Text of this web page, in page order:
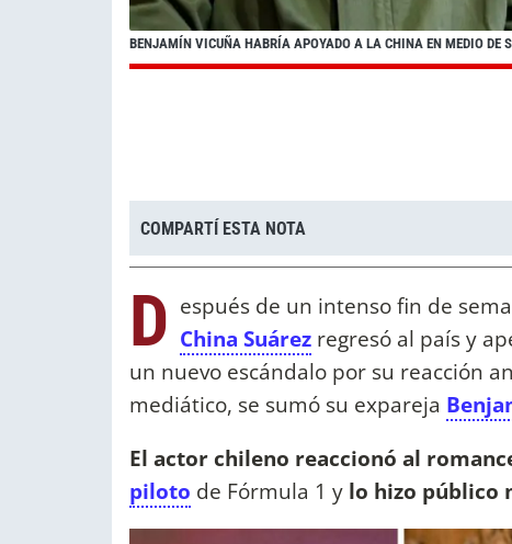
BENJAMÍN VICUÑA HABRÍA APOYADO A LA CHINA EN MEDIO DE
COMPARTÍ ESTA NOTA
D espués de un intenso fin de
China Suárez regresó al país y
un nuevo escándalo por su reacción
mediático, se sumó su expareja
El actor chileno reaccionó al
piloto de Fórmula 1 y lo hizo público